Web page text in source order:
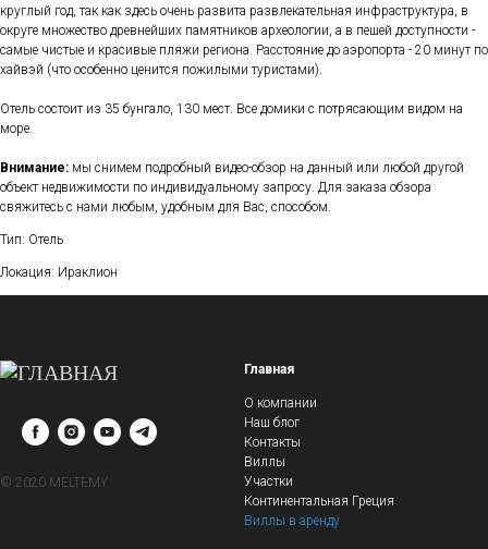
круглый год, так как здесь очень развита развлекательная инфраструктура, в
округе множество древнейших памятников археологии, а в пешей доступности -
самые чистые и красивые пляжи региона. Расстояние до аэропорта - 20 минут по
хайвэй (что особенно ценится пожилыми туристами).
Отель состоит из 35 бунгало, 130 мест. Все домики с потрясающим видом на
море.
Внимание: мы снимем подробный видео-обзор на данный или любой другой
объект недвижимости по индивидуальному запросу. Для заказа обзора
свяжитесь с нами любым, удобным для Вас, способом.
Тип: Отель
Локация: Ираклион
© 2020 MELTEMY
Главная
О компании
Наш блог
Контакты
Виллы
Участки
Континентальная Греция
Виллы в аренду